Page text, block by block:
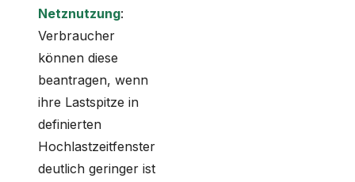
Netznutzung:
Verbraucher
können diese
beantragen, wenn
ihre Lastspitze in
definierten
Hochlastzeitfenster
deutlich geringer ist